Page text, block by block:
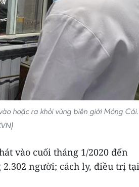
hoặc ra khỏi vùng biên giới Móng Cái.
vào cuối tháng 1/2020 đến
người; cách ly, điều trị tại